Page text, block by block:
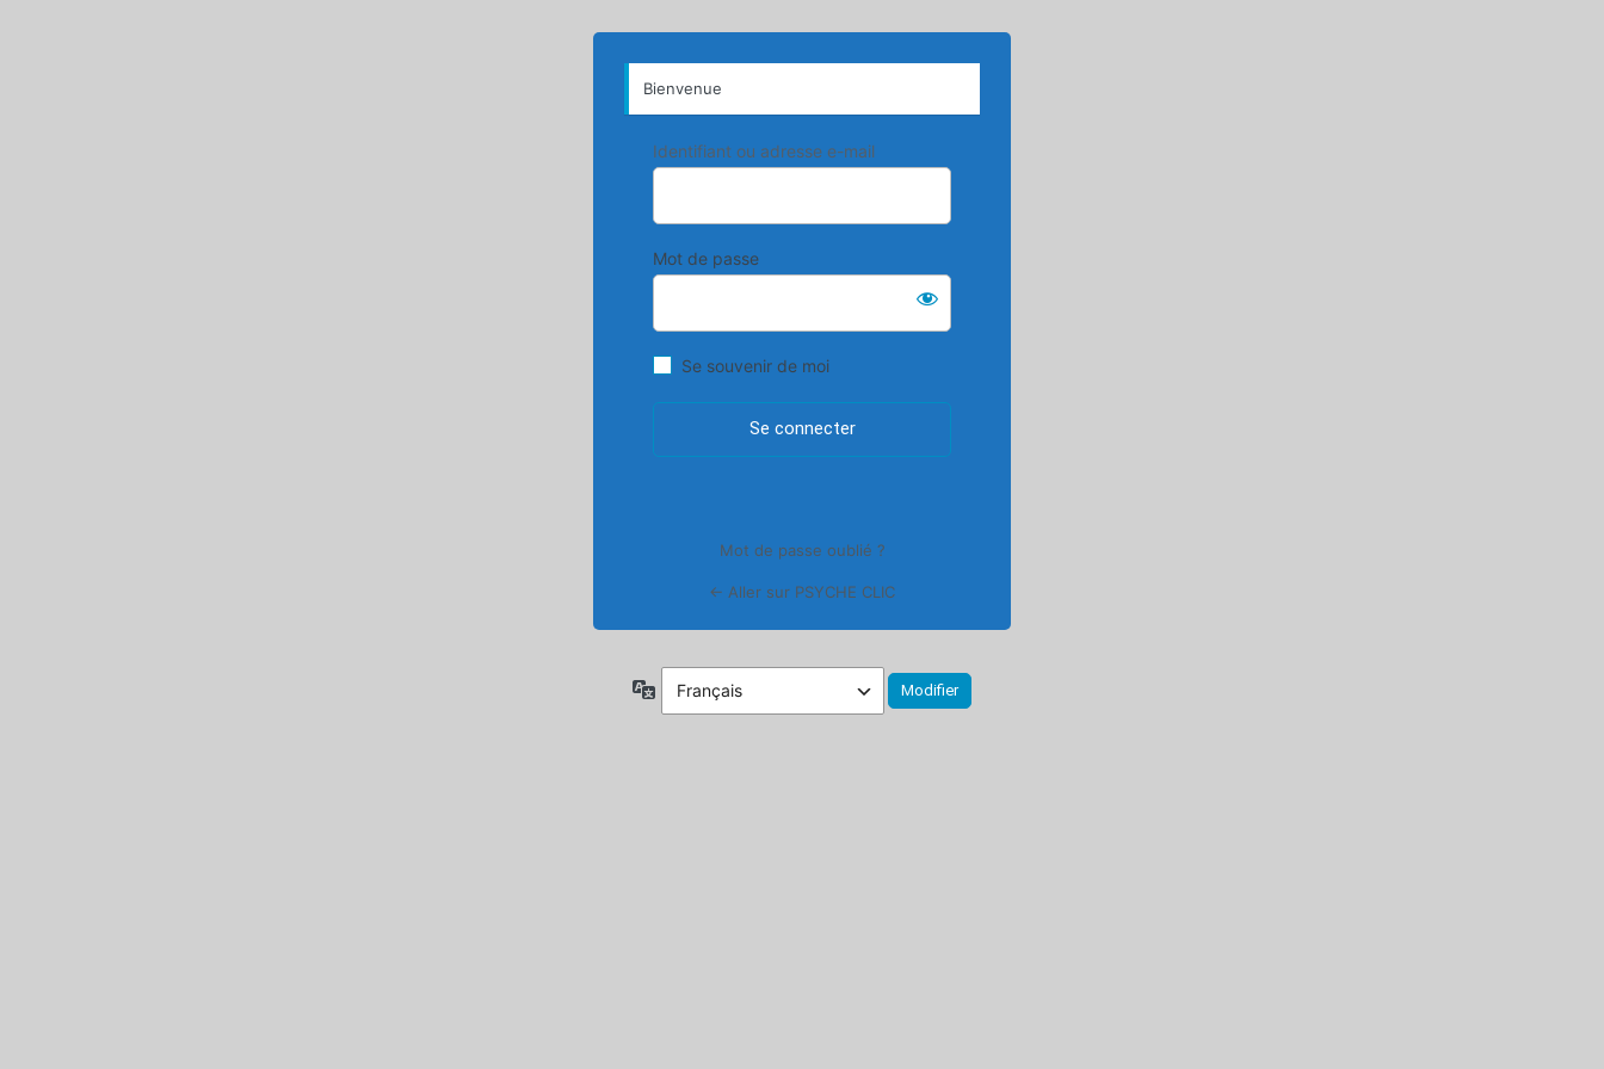
Bienvenue
Identifiant ou adresse e-mail
Mot de passe
Se souvenir de moi
Mot de passe oublié ?
← Aller sur PSYCHE CLIC
Langue